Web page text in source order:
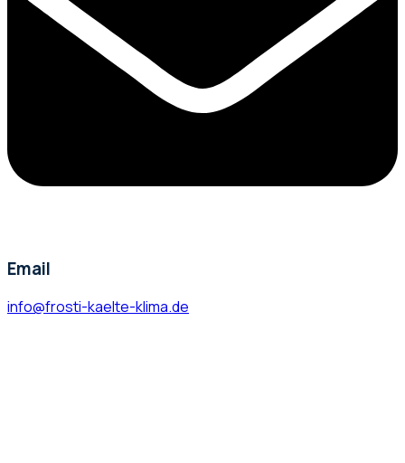
Email
info@frosti-kaelte-klima.de